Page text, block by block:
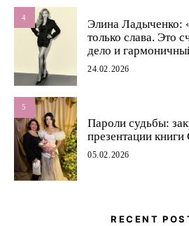
4
Элина Ладыченко:
только слава. Это
дело и
24.02.2026
5
Пароли судьбы:
презентации
05.02.2026
RECENT